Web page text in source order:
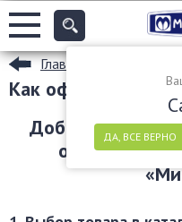
ДА, ВСЕ ВЕРНО
Главная
Как оформить
Добро
одноразовой